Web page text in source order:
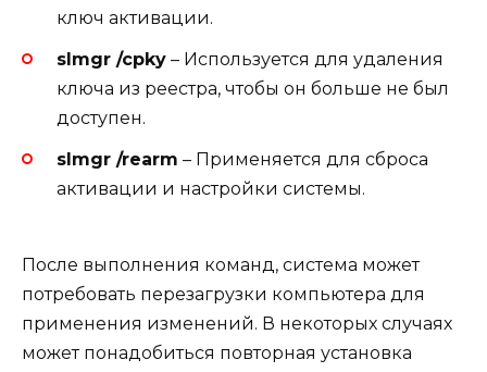
ключ активации.
slmgr /cpky – Используется для удаления
ключа из реестра, чтобы он больше не был
доступен.
slmgr /rearm – Применяется для сброса
активации и настройки системы.
После выполнения команд, система может
потребовать перезагрузки компьютера для
применения изменений. В некоторых случаях
может понадобиться повторная установка